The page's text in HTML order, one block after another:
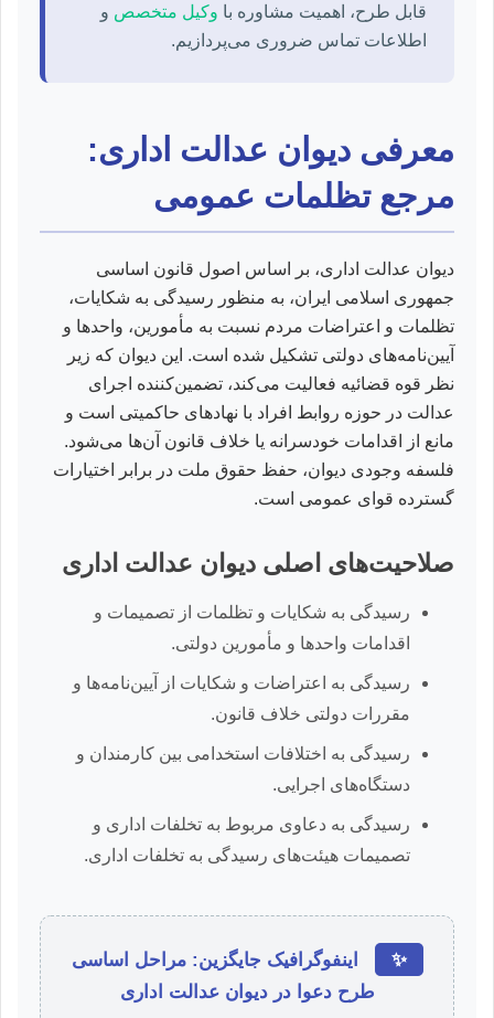
قابل طرح، اهمیت مشاوره با وکیل متخصص و
اطلاعات تماس ضروری می‌پردازیم.
معرفی دیوان عدالت اداری:
مرجع تظلمات عمومی
دیوان عدالت اداری، بر اساس اصول قانون اساسی
جمهوری اسلامی ایران، به منظور رسیدگی به شکایات،
تظلمات و اعتراضات مردم نسبت به مأمورین، واحدها و
آیین‌نامه‌های دولتی تشکیل شده است. این دیوان که زیر
نظر قوه قضائیه فعالیت می‌کند، تضمین‌کننده اجرای
عدالت در حوزه روابط افراد با نهادهای حاکمیتی است و
مانع از اقدامات خودسرانه یا خلاف قانون آن‌ها می‌شود.
فلسفه وجودی دیوان، حفظ حقوق ملت در برابر اختیارات
گسترده قوای عمومی است.
صلاحیت‌های اصلی دیوان عدالت اداری
رسیدگی به شکایات و تظلمات از تصمیمات و
اقدامات واحدها و مأمورین دولتی.
رسیدگی به اعتراضات و شکایات از آیین‌نامه‌ها و
مقررات دولتی خلاف قانون.
رسیدگی به اختلافات استخدامی بین کارمندان و
دستگاه‌های اجرایی.
رسیدگی به دعاوی مربوط به تخلفات اداری و
تصمیمات هیئت‌های رسیدگی به تخلفات اداری.
✨
اینفوگرافیک جایگزین: مراحل اساسی
طرح دعوا در دیوان عدالت اداری